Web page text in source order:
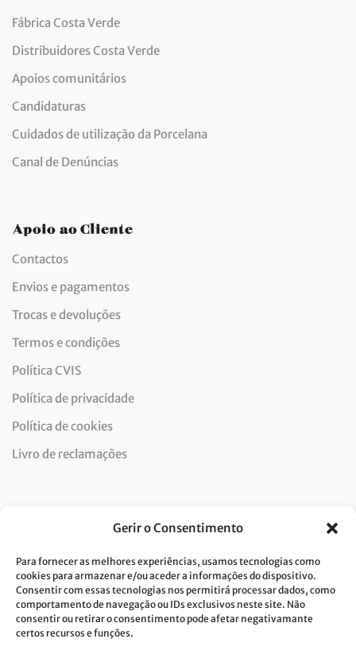
Gerir o Consentimento
Para fornecer as melhores experiências, usamos tecnologias como
cookies para armazenar e/ou aceder a informações do dispositivo.
Consentir com essas tecnologias nos permitirá processar dados, como
comportamento de navegação ou IDs exclusivos neste site. Não
consentir ou retirar o consentimento pode afetar negativamante
certos recursos e funções.
Fábrica Costa Verde
Distribuidores Costa Verde
Apoios comunitários
Candidaturas
Cuidados de utilização da Porcelana
Canal de Denúncias
Apoio ao Cliente
Contactos
Envios e pagamentos
Trocas e devoluções
Termos e condições
Política CVIS
Política de privacidade
Política de cookies
Livro de reclamações
Dou consentimento ao tratamento de dados e aceito a
política de privacidade.*
A Costa Verde está comprometida com a implementação do RGPD. Para